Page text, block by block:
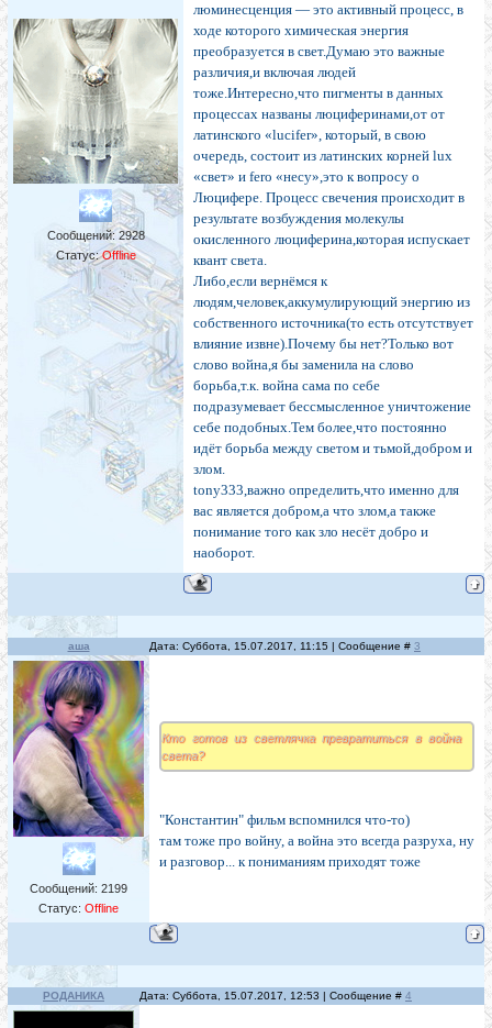
Сообщений: 2928
Статус:Offline
люминесценция — это активный процесс, в
ходе которого химическая энергия
преобразуется в свет.Думаю это важные
различия,и включая людей
тоже.Интересно,что пигменты в данных
процессах названы люциферинами,от от
латинского «lucifer», который, в свою
очередь, состоит из латинских корней lux
«свет» и fero «несу»,это к вопросу о
Люцифере. Процесс свечения происходит в
результате возбуждения молекулы
окисленного люциферина,которая испускает
квант света.
Либо,если вернёмся к
людям,человек,аккумулирующий энергию из
собственного источника(то есть отсутствует
влияние извне).Почему бы нет?Только вот
слово война,я бы заменила на слово
борьба,т.к. война сама по себе
подразумевает бессмысленное уничтожение
себе подобных.Тем более,что постоянно
идёт борьба между светом и тьмой,добром и
злом.
tony333,важно определить,что именно для
вас является добром,а что злом,а также
понимание того как зло несёт добро и
наоборот.
аша Дата: Суббота, 15.07.2017, 11:15 | Сообщение # 3
Сообщений: 2199
Статус: Offline
Кто готов из светлячка превратиться в война
света?
"Константин" фильм вспомнился что-то)
там тоже про войну, а война это всегда разруха, ну
и разговор... к пониманиям приходят тоже
РОДАНИКА Дата: Суббота, 15.07.2017, 12:53 | Сообщение # 4